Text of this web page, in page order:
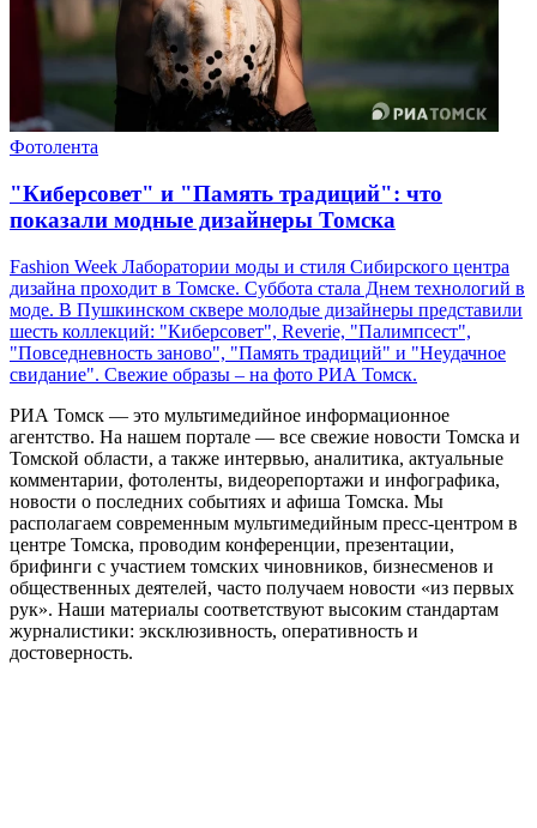
Фотолента
"Киберсовет" и "Память традиций": что
показали модные дизайнеры Томска
Fashion Week Лаборатории моды и стиля Сибирского центра
дизайна проходит в Томске. Суббота стала Днем технологий в
моде. В Пушкинском сквере молодые дизайнеры представили
шесть коллекций: "Киберсовет", Reverie, "Палимпсест",
"Повседневность заново", "Память традиций" и "Неудачное
свидание". Свежие образы – на фото РИА Томск.
РИА Томск — это мультимедийное информационное
агентство. На нашем портале — все свежие новости Томска и
Томской области, а также интервью, аналитика, актуальные
комментарии, фотоленты, видеорепортажи и инфографика,
новости о последних событиях и афиша Томска. Мы
располагаем современным мультимедийным пресс-центром в
центре Томска, проводим конференции, презентации,
брифинги с участием томских чиновников, бизнесменов и
общественных деятелей, часто получаем новости «из первых
рук». Наши материалы соответствуют высоким стандартам
журналистики: эксклюзивность, оперативность и
достоверность.